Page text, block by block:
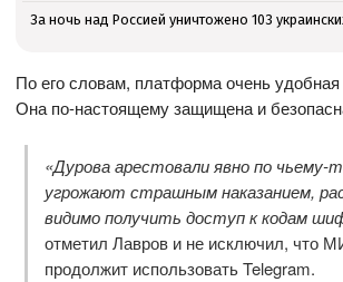
За ночь над Россией уничтожено 103
По его словам, платформа очень
Она по-настоящему защищена и
«Дурова арестовали явно по чьему-
угрожают страшным наказанием,
видимо получить доступ к кодам
отметил Лавров и не исключил, что
продолжит использовать Telegram.